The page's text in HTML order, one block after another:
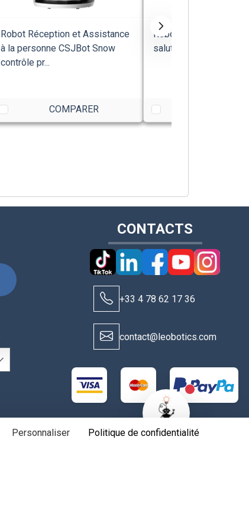
Robot Réception et Assistance
à la personne CSJBot Snow
contrôle pr...
COMPARER
Robot Réception
salutation intelligente
CONTACTS
+33 4 78 62 17 36
contact@leobotics.com
New alerts
Personnaliser Politique de confidentialité